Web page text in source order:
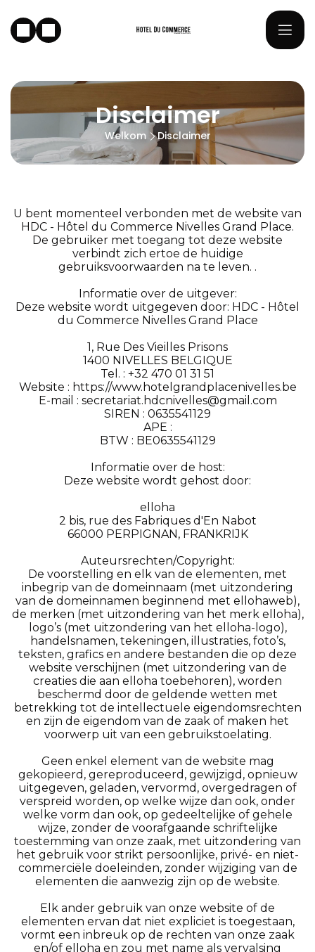
Disclaimer
Welkom Disclaimer
U bent momenteel verbonden met de website van
HDC - Hôtel du Commerce Nivelles Grand Place.
De gebruiker met toegang tot deze website
verbindt zich ertoe de huidige
gebruiksvoorwaarden na te leven. .
Informatie over de uitgever:
Deze website wordt uitgegeven door: HDC - Hôtel
du Commerce Nivelles Grand Place
1, Rue Des Vieilles Prisons
1400 NIVELLES BELGIQUE
Tel. : +32 470 01 31 51
Website : https://www.hotelgrandplacenivelles.be
E-mail : secretariat.hdcnivelles@gmail.com
SIREN : 0635541129
APE :
BTW : BE0635541129
Informatie over de host:
Deze website wordt gehost door:
elloha
2 bis, rue des Fabriques d'En Nabot
66000 PERPIGNAN, FRANKRIJK
Auteursrechten/Copyright:
De voorstelling en elk van de elementen, met
inbegrip van de domeinnaam (met uitzondering
van de domeinnamen beginnend met ellohaweb),
de merken (met uitzondering van het merk elloha),
logo’s (met uitzondering van het elloha-logo),
handelsnamen, tekeningen, illustraties, foto’s,
teksten, grafics en andere bestanden die op deze
website verschijnen (met uitzondering van de
creaties die aan elloha toebehoren), worden
beschermd door de geldende wetten met
betrekking tot de intellectuele eigendomsrechten
en zijn de eigendom van de zaak of maken het
voorwerp uit van een gebruikstoelating.
Geen enkel element van de website mag
gekopieerd, gereproduceerd, gewijzigd, opnieuw
uitgegeven, geladen, vervormd, overgedragen of
verspreid worden, op welke wijze dan ook, onder
welke vorm dan ook, op gedeeltelijke of gehele
wijze, zonder de voorafgaande schriftelijke
toestemming van onze zaak, met uitzondering van
het gebruik voor strikt persoonlijke, privé- en niet-
commerciële doeleinden, zonder wijziging van de
elementen die aanwezig zijn op de website.
Elk ander gebruik van onze website of de
elementen ervan dat niet expliciet is toegestaan,
vormt een inbreuk op de rechten van onze zaak
en/of elloha en zou met name als vervalsing